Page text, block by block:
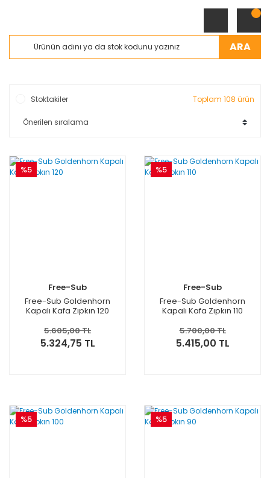
ARA
Stoktakiler Toplam 108 ürün
%5
Free-Sub
Free-Sub Goldenhorn
Kapalı Kafa Zıpkın 120
5.605,00 TL
5.324,75 TL
%5
Free-Sub
Free-Sub Goldenhorn
Kapalı Kafa Zıpkın 110
5.700,00 TL
5.415,00 TL
%5 %5